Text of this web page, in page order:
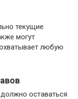
текущие
могут
любую
оставаться